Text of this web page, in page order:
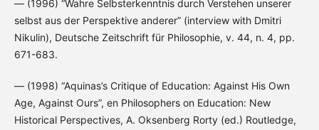
— (1996) “Wahre Selbsterkenntnis durch Verstehen unserer
selbst aus der Perspektive anderer” (interview with Dmitri
Nikulin), Deutsche Zeitschrift für Philosophie, v. 44, n. 4, pp.
671-683.
— (1998) “Aquinas’s Critique of Education: Against His Own
Age, Against Ours”, en Philosophers on Education: New
Historical Perspectives, A. Oksenberg Rorty (ed.) Routledge,